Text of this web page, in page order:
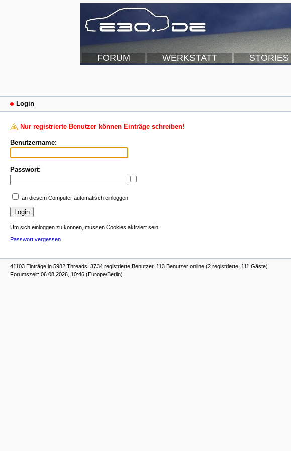
FORUM WERKSTATT STORIES
Login
Nur registrierte Benutzer können Einträge schreiben!
Benutzername:
Passwort:
an diesem Computer automatisch einloggen
Um sich einloggen zu können, müssen Cookies aktiviert sein.
Passwort vergessen
41103 Einträge in 5982 Threads, 3734 registrierte Benutzer, 113 Benutzer online (2 registrierte, 111 Gäste)
Forumszeit: 06.08.2026, 10:46 (Europe/Berlin)